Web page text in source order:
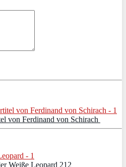
von Ferdinand von Schirach
Weiße Leopard 212